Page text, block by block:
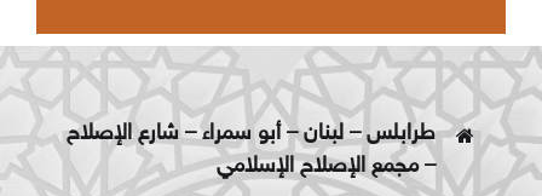
طرابلس – لبنان – أبو سمراء – شارع الإصلاح
– مجمع الإصلاح الإسلامي